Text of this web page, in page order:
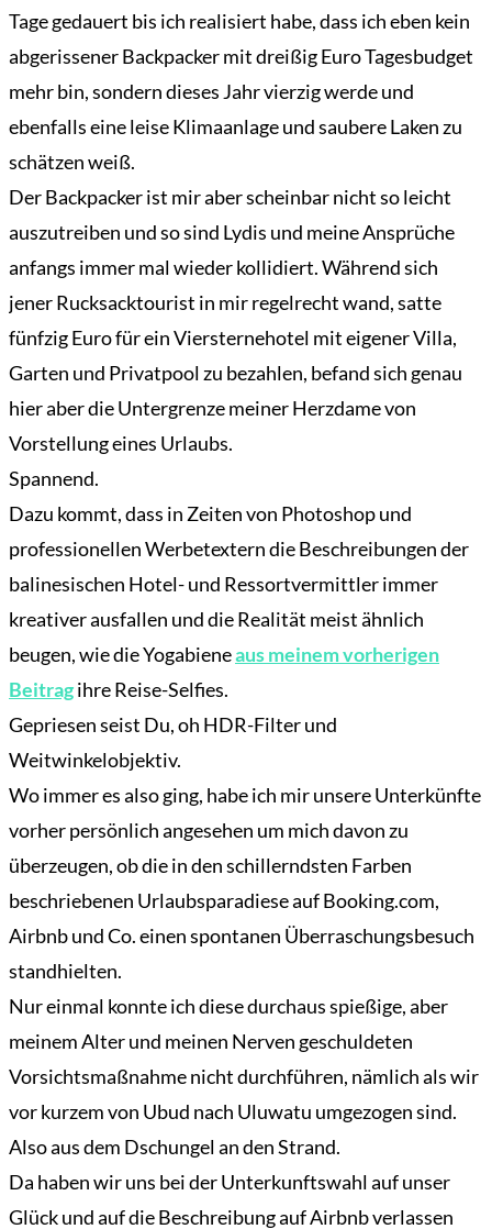
Tage gedauert bis ich realisiert habe, dass ich eben kein
abgerissener Backpacker mit dreißig Euro Tagesbudget
mehr bin, sondern dieses Jahr vierzig werde und
ebenfalls eine leise Klimaanlage und saubere Laken zu
schätzen weiß.
Der Backpacker ist mir aber scheinbar nicht so leicht
auszutreiben und so sind Lydis und meine Ansprüche
anfangs immer mal wieder kollidiert. Während sich
jener Rucksacktourist in mir regelrecht wand, satte
fünfzig Euro für ein Viersternehotel mit eigener Villa,
Garten und Privatpool zu bezahlen, befand sich genau
hier aber die Untergrenze meiner Herzdame von
Vorstellung eines Urlaubs.
Spannend.
Dazu kommt, dass in Zeiten von Photoshop und
professionellen Werbetextern die Beschreibungen der
balinesischen Hotel- und Ressortvermittler immer
kreativer ausfallen und die Realität meist ähnlich
beugen, wie die Yogabieneaus meinem vorherigen
Beitragihre Reise-Selfies.
Gepriesen seist Du, oh HDR-Filter und
Weitwinkelobjektiv.
Wo immer es also ging, habe ich mir unsere Unterkünfte
vorher persönlich angesehen um mich davon zu
überzeugen, ob die in den schillerndsten Farben
beschriebenen Urlaubsparadiese auf Booking.com,
Airbnb und Co. einen spontanen Überraschungsbesuch
standhielten.
Nur einmal konnte ich diese durchaus spießige, aber
meinem Alter und meinen Nerven geschuldeten
Vorsichtsmaßnahme nicht durchführen, nämlich als wir
vor kurzem von Ubud nach Uluwatu umgezogen sind.
Also aus dem Dschungel an den Strand.
Da haben wir uns bei der Unterkunftswahl auf unser
Glück und auf die Beschreibung auf Airbnb verlassen